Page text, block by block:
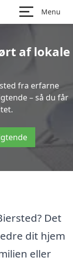
Menu
af lokale
fra erfarne
– så du får
Det
dit hjem
eller